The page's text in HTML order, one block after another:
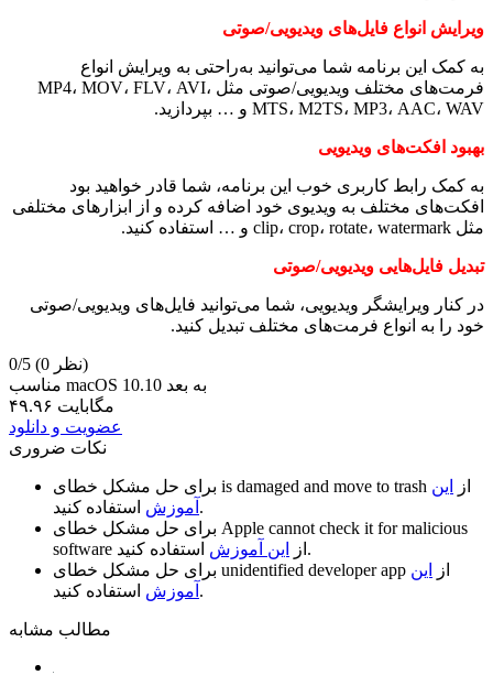
ویرایش انواع فایل‌های ویدیویی/صوتی
به کمک این برنامه شما می‌توانید به‌راحتی به ویرایش انواع
فرمت‌های مختلف ویدیویی/صوتی مثل MP4، MOV، FLV، AVI،
MTS، M2TS، MP3، AAC، WAV و … بپردازید.
بهبود افکت‌های ویدیویی
به کمک رابط کاربری خوب این برنامه، شما قادر خواهید بود
افکت‌های مختلف به ویدیوی خود اضافه کرده و از ابزار‌های مختلفی
مثل clip، crop، rotate، watermark و … استفاده کنید.
تبدیل فایل‌هایی ویدیویی/صوتی
در کنار ویرایشگر ویدیویی، شما می‌توانید فایل‌های ویدیویی/صوتی
خود را به انواع فرمت‌های مختلف تبدیل کنید.
0/5
(0 نظر)
مناسب macOS 10.10 به بعد
۴۹.۹۶ مگابایت
عضویت و دانلود
نکات ضروری
is damaged and move to trash از
این
آموزش استفاده کنید.
Apple cannot check it for malicious
software
از این آموزش
استفاده کنید.
unidentified developer app از
این
آموزش استفاده کنید.
مطالب مشابه